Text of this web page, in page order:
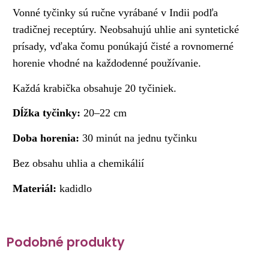
Vonné tyčinky sú ručne vyrábané v Indii podľa
tradičnej receptúry. Neobsahujú uhlie ani syntetické
prísady, vďaka čomu ponúkajú čisté a rovnomerné
horenie vhodné na každodenné používanie.
Každá krabička obsahuje 20 tyčiniek.
Dĺžka tyčinky: 20–22 cm
Doba horenia: 30 minút na jednu tyčinku
Bez obsahu uhlia a chemikálií
Materiál: kadidlo
Podobné produkty